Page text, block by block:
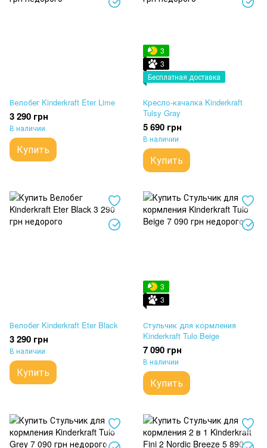
Велобег Kinderkraft Eter Lime
3 290 грн
В наличии
Купить
3
3
Бесплатная доставка
Кресло-качалка Kinderkraft
Tulsy Gray
5 690 грн
В наличии
Купить
Велобег Kinderkraft Eter Black
3 290 грн
В наличии
Купить
3
3
Стульчик для кормления
Kinderkraft Tulo Beige
7 090 грн
В наличии
Купить